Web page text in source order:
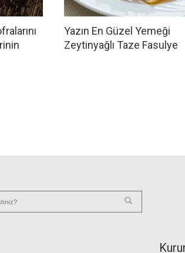
Yazın En Güzel Yemeği
Zeytinyağlı Taze Fasulye